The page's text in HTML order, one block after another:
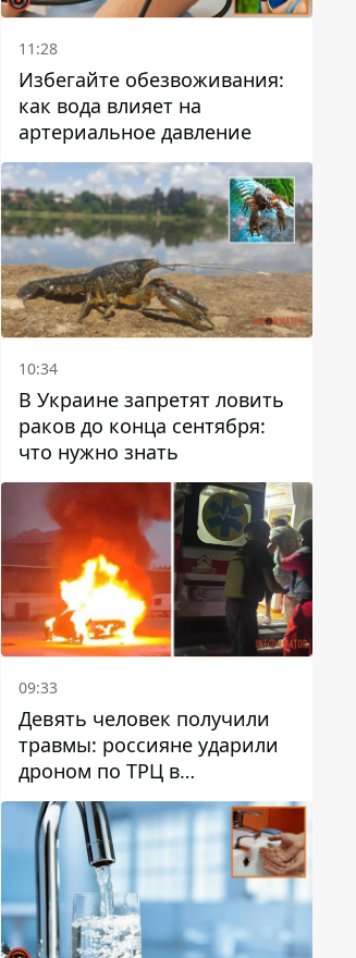
11:28
Избегайте обезвоживания:
как вода влияет на
артериальное давление
10:34
В Украине запретят ловить
раков до конца сентября:
что нужно знать
09:33
Девять человек получили
травмы: россияне ударили
дроном по ТРЦ в
Павлограде, будет ли
работать заведение в
дальнейшем